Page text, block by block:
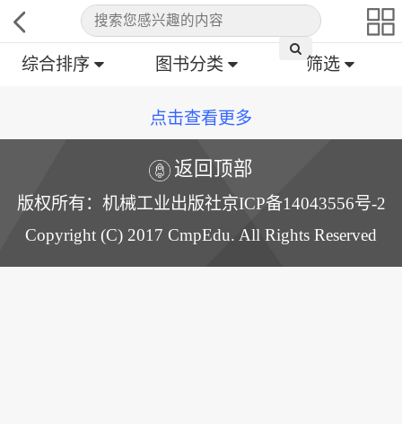
综合排序 图书分类 筛选
点击查看更多
返回顶部
版权所有：机械工业出版社京ICP备14043556号-2
Copyright (C) 2017 CmpEdu. All Rights Reserved